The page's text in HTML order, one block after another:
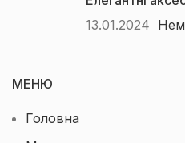
13.01.2024
МЕНЮ
Головна